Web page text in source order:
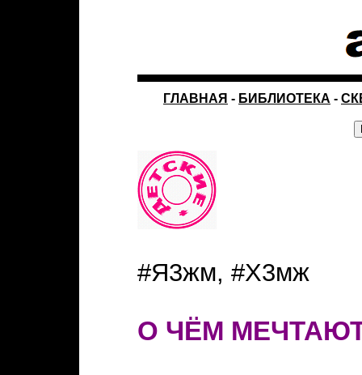
ГЛАВНАЯ - БИБЛИОТЕКА -
#Я3жм, #Х3мж
О ЧЁМ